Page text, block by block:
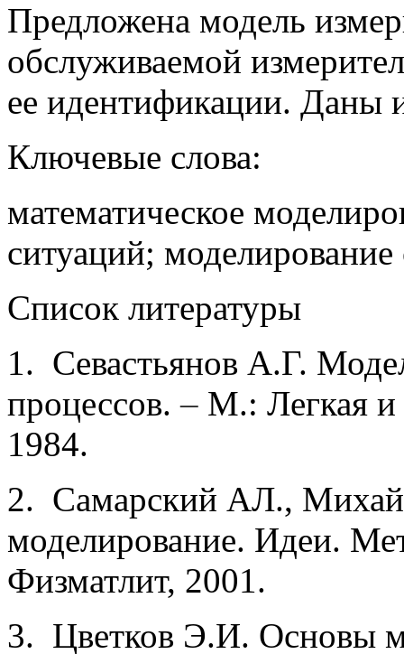
Предложена модель
обслуживаемой
ее идентификации. Даны
Ключевые слова:
математическое
ситуаций; моделирование
Список литературы
1. Севастьянов А.Г.
процессов.– М.: Легкая
1984.
2. Самарский АЛ.,
моделирование. Идеи.
Физматлит, 2001.
3. Цветков Э.И. Основы